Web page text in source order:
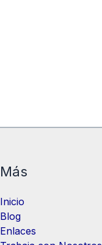
Más
Inicio
Blog
Enlaces